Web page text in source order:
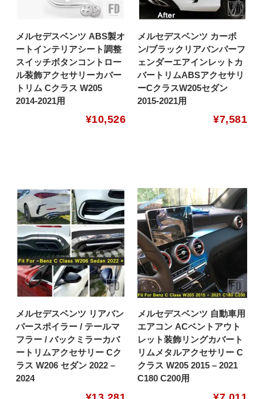
メルセデスベンツ ABS製オ
ートインテリアシート調整
スイッチボタンコントロー
ル装飾アクセサリーカバー
トリム Cクラス W205
2014-2021用
¥10,526
メルセデスベンツ カーボ
ン/ブラックリアバンパーフ
ェンダーエアインレットカ
バートリムABSアクセサリ
ーCクラスW205セダン
2015-2021用
¥7,581
メルセデスベンツ リアバン
パースポイラー / テールマ
フラー / バックミラーカバ
ートリムアクセサリー Cク
ラス W206 セダン 2022 –
2024
メルセデスベンツ 自動車用
エアコン ACベントアウト
レット装飾リングカバート
リムメタルアクセサリー C
クラス W205 2015 – 2021
C180 C200用